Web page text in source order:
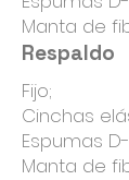
Manta de
Respaldo
Fijo;
Cinchas
Espumas
Manta de